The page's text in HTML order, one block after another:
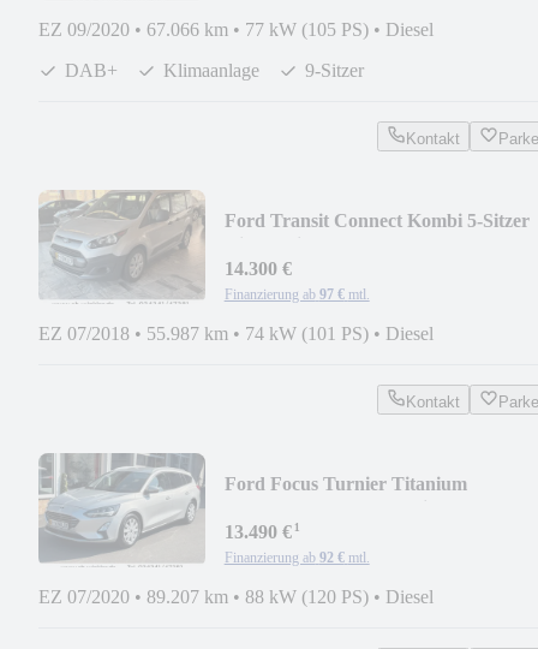
EZ 09/2020 • 67.066 km • 77 kW (105 PS) • Diesel
DAB+
Klimaanlage 9-Sitzer
Kontakt
Ford Transit Connect Kombi 5-Sitzer
14.300 €
Finanzierung ab 97 € mtl.
EZ 07/2018 • 55.987 km • 74 kW (101 PS) • Diesel
Kontakt
Ford Focus Turnier Titanium
13.490 €¹
Finanzierung ab 92 € mtl.
EZ 07/2020 • 89.207 km • 88 kW (120 PS) • Diesel